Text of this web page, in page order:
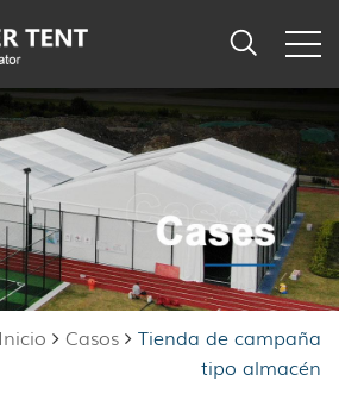
Casos
Tienda de campaña
tipo almacén